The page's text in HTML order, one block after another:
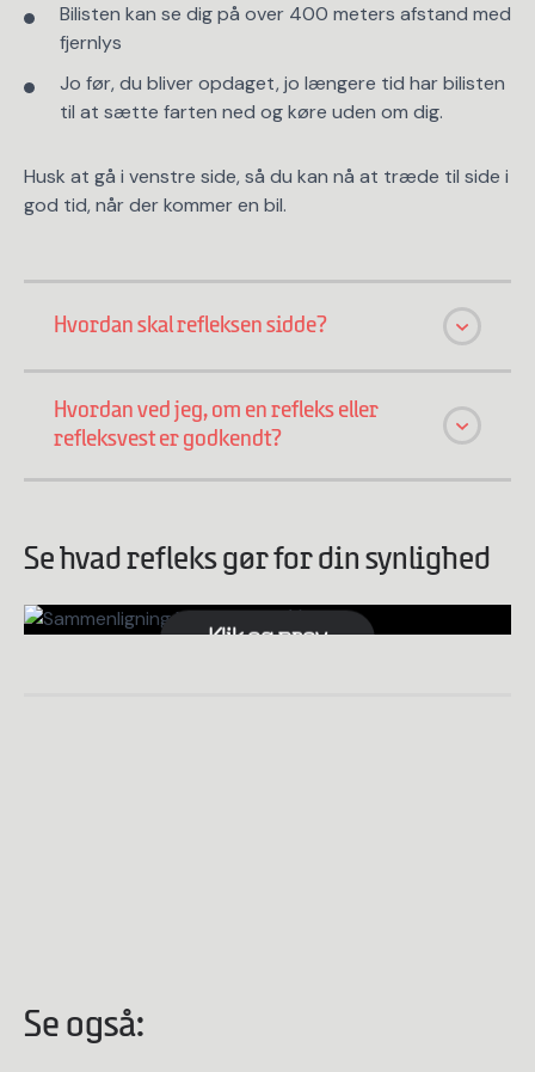
Bilisten kan se dig på over 400 meters afstand med
fjernlys
Jo før, du bliver opdaget, jo længere tid har bilisten
til at sætte farten ned og køre uden om dig.
Husk at gå i venstre side, så du kan nå at træde til side i
god tid, når der kommer en bil.
Hvordan skal refleksen sidde?
Hvordan ved jeg, om en refleks eller
refleksvest er godkendt?
Se hvad refleks gør for din synlighed
Klik og prøv
Se også: